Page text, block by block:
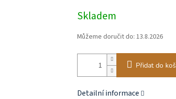
cena:
Skladem
Můžeme doručit do: 13.8.2026
Přidat do
Detailní informace